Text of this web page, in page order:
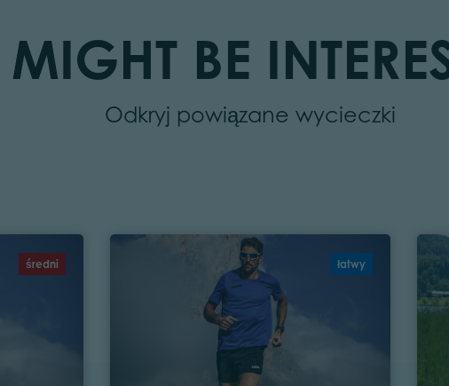
BE
Odkryj powiązane wycieczki
średni łatwy